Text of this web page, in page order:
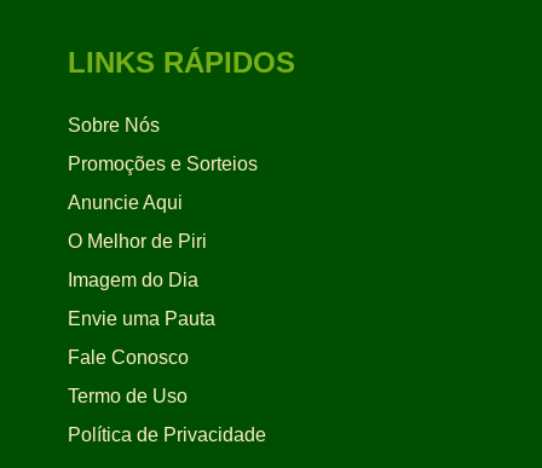
LINKS RÁPIDOS
Sobre Nós
Promoções e Sorteios
Anuncie Aqui
O Melhor de Piri
Imagem do Dia
Envie uma Pauta
Fale Conosco
Termo de Uso
Política de Privacidade